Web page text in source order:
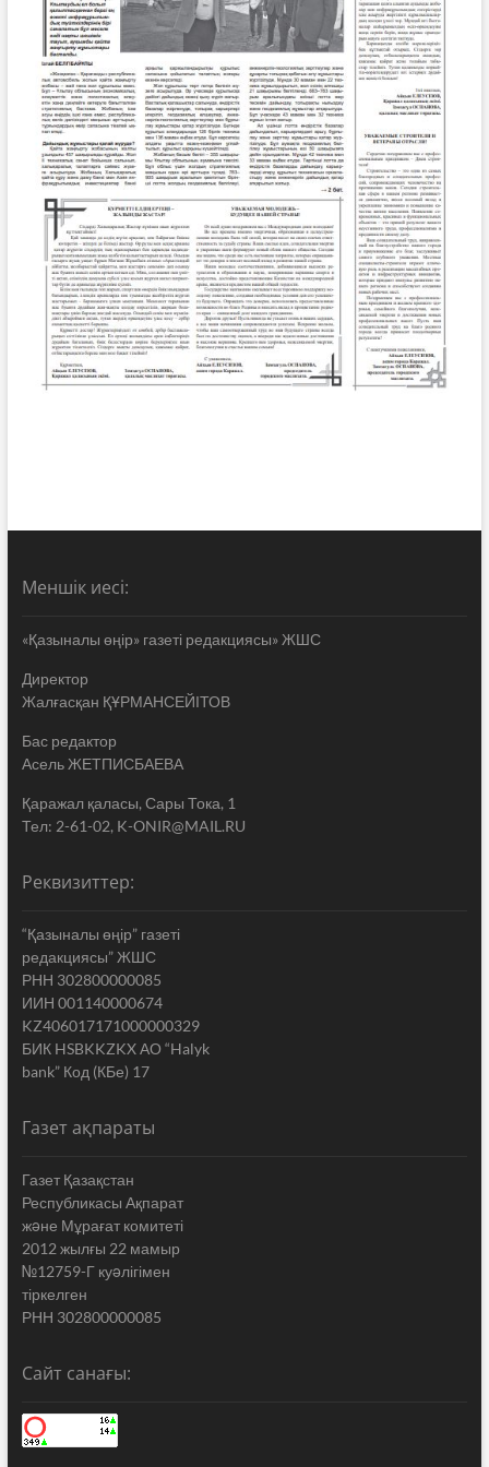
Меншік иесі:
«Қазыналы өңір» газеті редакциясы» ЖШС
Директор
Жалғасқан ҚҰРМАНСЕЙІТОВ
Бас редактор
Асель ЖЕТПИСБАЕВА
Қаражал қаласы, Сары Тока, 1
Тел: 2-61-02, K-ONIR@MAIL.RU
Реквизиттер:
“Қазыналы өңір” газеті
редакциясы” ЖШС
РНН 302800000085
ИИН 001140000674
KZ406017171000000329
БИК HSBKKZKX АО “Halyk
bank” Код (КБе) 17
Газет ақпараты
Газет Қазақстан
Республикасы Ақпарат
жəне Мұрағат комитеті
2012 жылғы 22 мамыр
№12759-Г куəлігімен
тіркелген
РНН 302800000085
Сайт санағы: